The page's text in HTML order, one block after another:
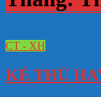
CT - XH
KẺ THÙ